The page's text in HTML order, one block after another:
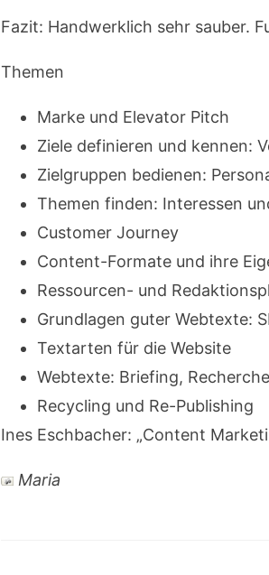
Fazit: Handwerklich sehr sauber.
Themen
Marke und Elevator Pitch
Ziele definieren und kennen:
Zielgruppen bedienen:
Themen finden: Interessen
Customer Journey
Content-Formate und ihre
Ressourcen- und
Grundlagen guter Webtexte:
Textarten für die Website
Webtexte: Briefing,
Recycling und Re-Publishing
Ines Eschbacher: „Content
Maria